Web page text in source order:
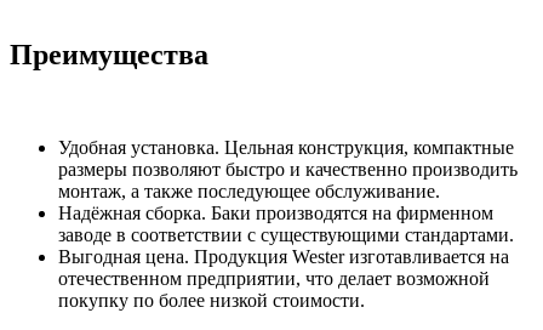
Преимущества
Удобная установка. Цельная конструкция, компактные
размеры позволяют быстро и качественно производить
монтаж, а также последующее обслуживание.
Надёжная сборка. Баки производятся на фирменном
заводе в соответствии с существующими стандартами.
Выгодная цена. Продукция Wester изготавливается на
отечественном предприятии, что делает возможной
покупку по более низкой стоимости.